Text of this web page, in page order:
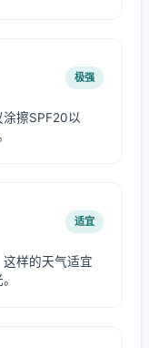
极强
擦SPF20以
适宜
样的天气适宜